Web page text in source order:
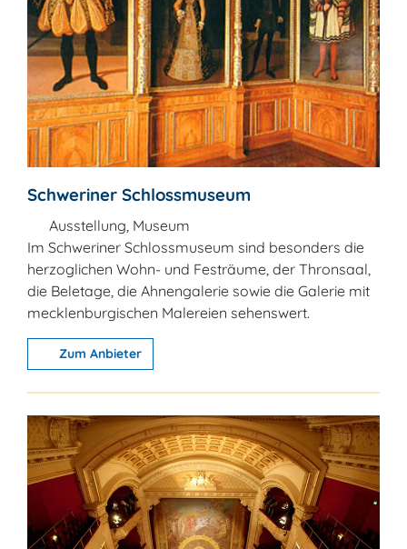
Schweriner Schlossmuseum
Ausstellung, Museum
Im Schweriner Schlossmuseum sind besonders die
herzoglichen Wohn- und Festräume, der Thronsaal,
die Beletage, die Ahnengalerie sowie die Galerie mit
mecklenburgischen Malereien sehenswert.
Zum Anbieter